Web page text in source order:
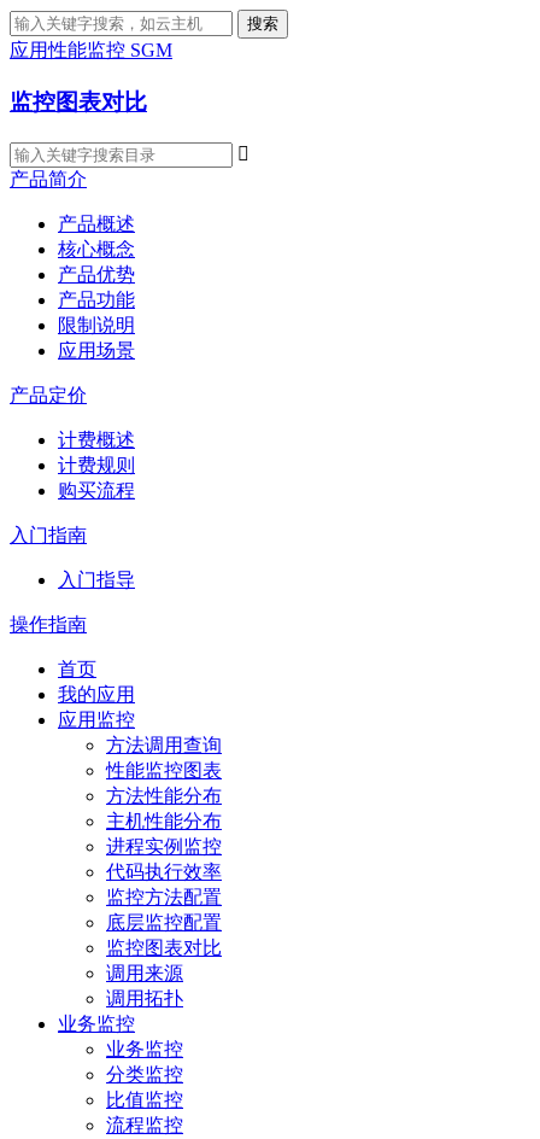
搜索
应用性能监控 SGM
监控图表对比

产品简介
产品概述
核心概念
产品优势
产品功能
限制说明
应用场景
产品定价
计费概述
计费规则
购买流程
入门指南
入门指导
操作指南
首页
我的应用
应用监控
方法调用查询
性能监控图表
方法性能分布
主机性能分布
进程实例监控
代码执行效率
监控方法配置
底层监控配置
监控图表对比
调用来源
调用拓扑
业务监控
业务监控
分类监控
比值监控
流程监控